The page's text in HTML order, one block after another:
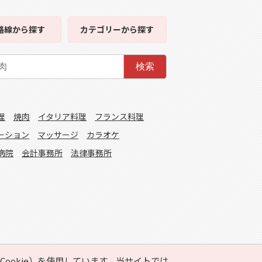
線から探す カテゴリーから探す
検索
焼肉 イタリア料理
フランス料理
ション マッサージ
カラオケ
院 会計事務所 法律事務所